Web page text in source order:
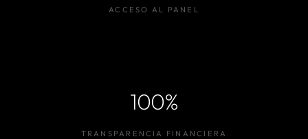
ACCESO AL PANEL
100%
TRANSPARENCIA FINANCIERA